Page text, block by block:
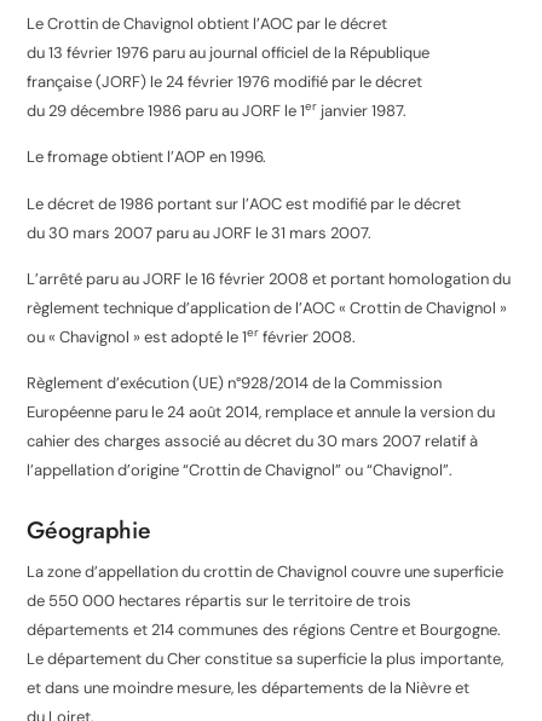
Le Crottin de Chavignol obtient l’AOC par le décret
du13 février 1976 paru au journal officiel de la République
française (JORF) le24 février 1976 modifié par le décret
du29 décembre 1986 paru au JORF le1er janvier 1987.
Le fromage obtient l’AOP en 1996.
Le décret de 1986 portant sur l’AOC est modifié par le décret
du30 mars 2007 paru au JORF le31 mars 2007.
L’arrêté paru au JORF le16 février 2008 et portant homologation du
règlement technique d’application de l’AOC « Crottin de Chavignol »
ou « Chavignol » est adopté le1er février 2008.
Règlement d’exécution (UE) n°928/2014 de la Commission
Européenne paru le 24 août 2014, remplace et annule la version du
cahier des charges associé au décret du 30 mars 2007 relatif à
l’appellation d’origine “Crottin de Chavignol” ou “Chavignol”.
Géographie
La zone d’appellation du crottin de Chavignol couvre une superficie
de 550 000 hectares répartis sur le territoire de trois
départements et 214 communes des régions Centre et Bourgogne.
Le département du Cher constitue sa superficie la plus importante,
et dans une moindre mesure, les départements de la Nièvre et